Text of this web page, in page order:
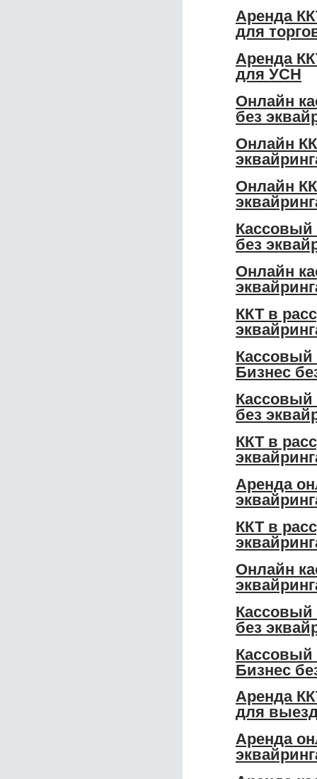
Аренда
для
Аренда
для УСН
Онлайн
без
Онлайн
Онлайн
Кассовый
без
Онлайн
ККТ в
Кассовый
Бизнес
Кассовый
без
ККТ в
Аренда
ККТ в
Онлайн
Кассовый
без
Кассовый
Бизнес
Аренда
для
Аренда